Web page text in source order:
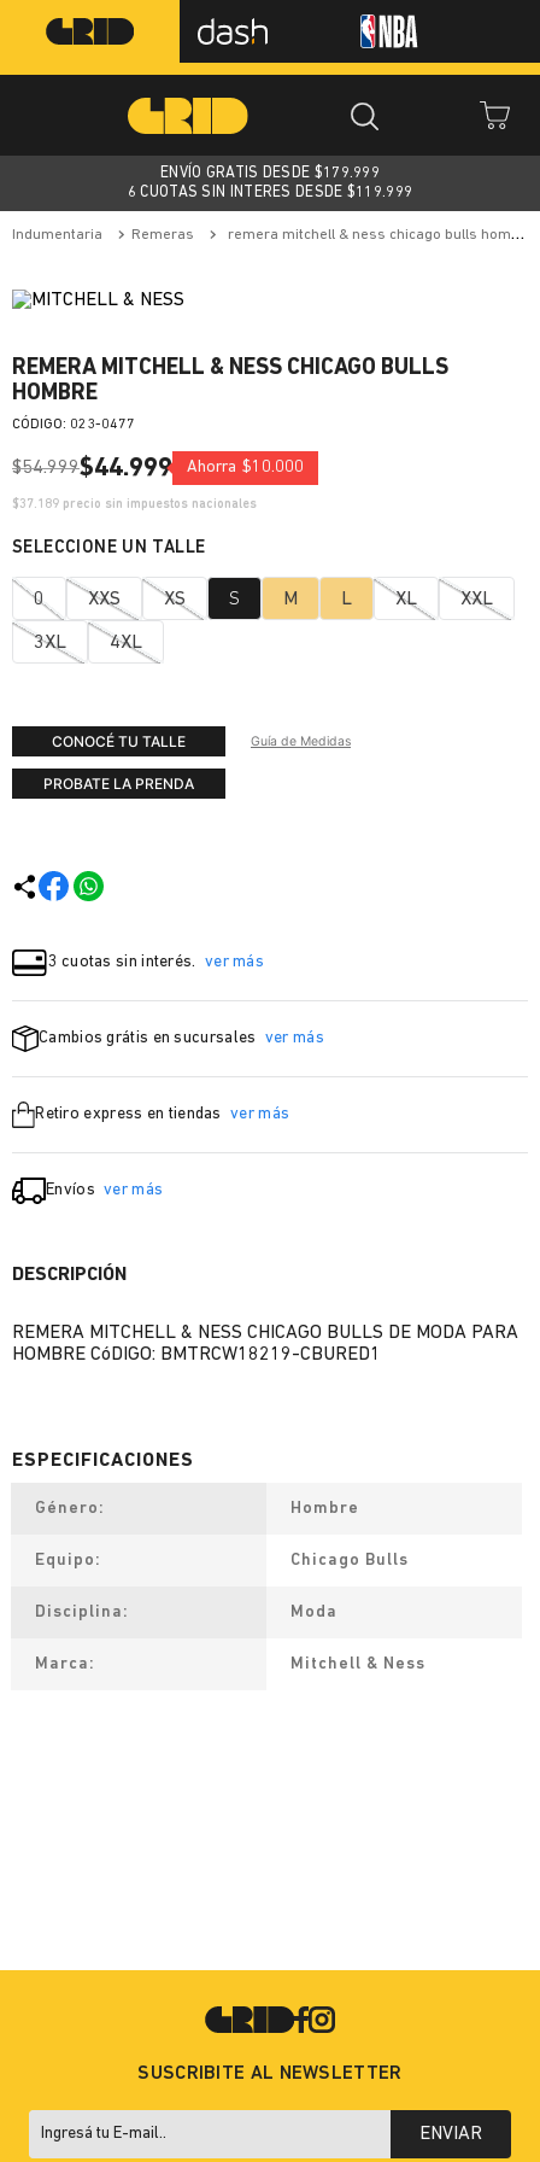
ENVÍO GRATIS DESDE $179.999
6 CUOTAS SIN INTERES DESDE $119.999
indumentaria remeras remera mitchell & ness chicago bulls hombre
REMERA MITCHELL & NESS CHICAGO BULLS
HOMBRE
: 023-0477
$54.999$44.999 Ahorra $10.000
$37.189 precio sin impuestos nacionales
0 XXS XS S M L XL XXL
3XL 4XL
CONOCÉ TU TALLE Guía de Medidas
PROBATE LA PRENDA
3 cuotas sin interés. ver más
Cambios grátis en sucursales ver más
Retiro express en tiendas ver más
Envíos ver más
DESCRIPCIÓN
REMERA MITCHELL & NESS CHICAGO BULLS DE MODA PARA
HOMBRE CóDIGO: BMTRCW18219-CBURED1
Género Hombre
Equipo Chicago Bulls
Disciplina Moda
Marca Mitchell & Ness
SUSCRIBITE AL NEWSLETTER
ENVIAR